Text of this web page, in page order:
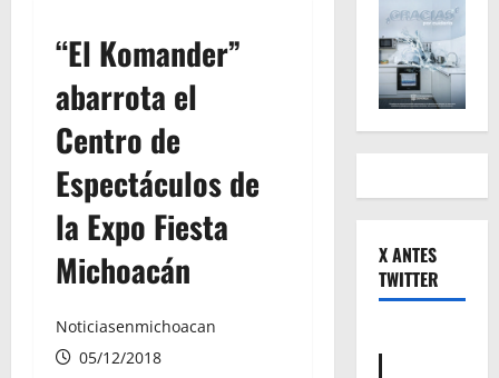
“El Komander”
abarrota el
Centro de
Espectáculos de
la Expo Fiesta
Michoacán
Noticiasenmichoacan
05/12/2018
X ANTES
TWITTER